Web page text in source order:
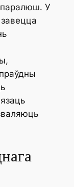
паралюш. У